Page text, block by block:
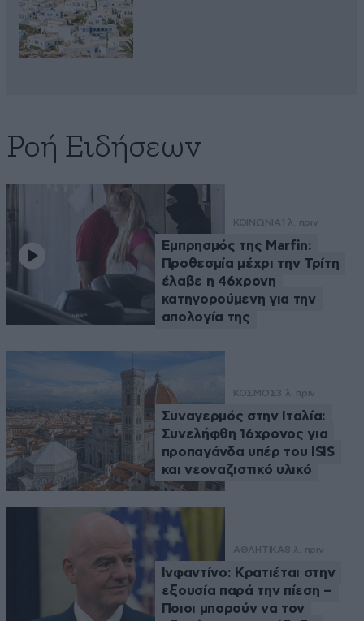
Ροή Ειδήσεων
ΚΟΙΝΩΝΙΑ 1 λ. πριν
Εμπρησμός της Marfin:
Προθεσμία μέχρι την Τρίτη
έλαβε η 46χρονη
κατηγορούμενη για την
απολογία της
ΚΟΣΜΟΣ3 λ. πριν
Συναγερμός στην Ιταλία:
Συνελήφθη 16χρονος για
προπαγάνδα υπέρ του ISIS
και νεοναζιστικό υλικό
ΑΘΛΗΤΙΚΑ8 λ. πριν
Ινφαντίνο: Κρατιέται στην
εξουσία παρά την πίεση –
Ποιοι μπορούν να τον